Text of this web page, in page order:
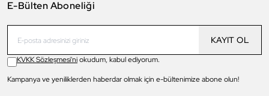
E-Bülten Aboneliği
KAYIT OL
KVKK Sözleşmesi'niokudum, kabul ediyorum.
Kampanya ve yeniliklerden haberdar olmak için e-bültenimize abone olun!